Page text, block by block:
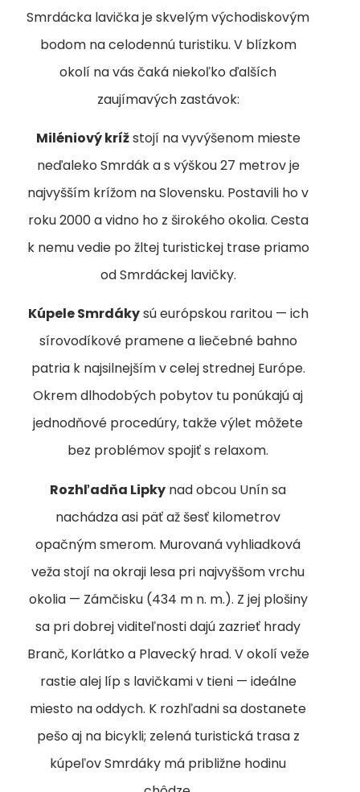
Smrdácka lavička je skvelým východiskovým
bodom na celodennú turistiku. V blízkom
okolí na vás čaká niekoľko ďalších
zaujímavých zastávok:
Miléniový krížstojí na vyvýšenom mieste
neďaleko Smrdák a s výškou 27 metrov je
najvyšším krížom na Slovensku. Postavili ho v
roku 2000 a vidno ho z širokého okolia. Cesta
k nemu vedie po žltej turistickej trase priamo
od Smrdáckej lavičky.
Kúpele Smrdákysú európskou raritou — ich
sírovodíkové pramene a liečebné bahno
patria k najsilnejším v celej strednej Európe.
Okrem dlhodobých pobytov tu ponúkajú aj
jednodňové procedúry, takže výlet môžete
bez problémov spojiť s relaxom.
Rozhľadňa Lipky nad obcou Unín sa
nachádza asi päť až šesť kilometrov
opačným smerom. Murovaná vyhliadková
veža stojí na okraji lesa pri najvyššom vrchu
okolia — Zámčisku (434 m n. m.). Z jej plošiny
sa pri dobrej viditeľnosti dajú zazrieť hrady
Branč, Korlátko a Plavecký hrad. V okolí veže
rastie alej líp s lavičkami v tieni — ideálne
miesto na oddych. K rozhľadni sa dostanete
pešo aj na bicykli; zelená turistická trasa z
kúpeľov Smrdáky má približne hodinu